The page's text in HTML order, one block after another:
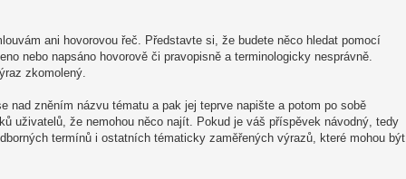
ani hovorovou řeč. Představte si, že budete něco hledat pomocí
nebo napsáno hovorově či pravopisně a terminologicky nesprávně.
zkomolený.
nad zněním názvu tématu a pak jej teprve napište a potom po sobě
uživatelů, že nemohou něco najít. Pokud je váš příspěvek návodný, tedy
termínů i ostatních tématicky zaměřených výrazů, které mohou být